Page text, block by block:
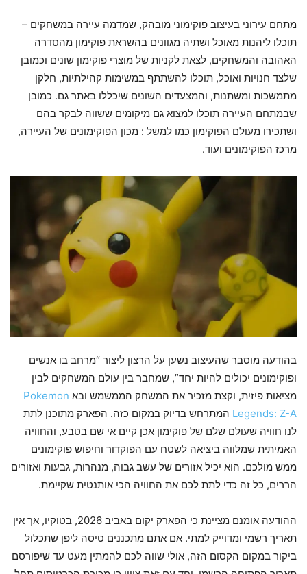
מתחם עירוני בעיצוב פוקימוני מובהק, שמדמה עיירה במשחקים –
תוכלו ליהנות מאוכל ושתיה מגוונים בהשראת פוקימון מהסדרה
האהובה והמשחקים, לצאת לקניות של מוצרי פוקימון שונים וכמובן
שלצד חנויות ואוכל, תוכלו להשתתף במשימות קהילתיות, חלקן
מתמשכות ומשתנות, והמצעדים השונים שיכללו באתר גם. כמובן
שבמתחם העיירה תוכלו למצוא גם מיקומים ששווה לבקר בהם
ושתכירו מעולם הפוקימון כמו למשל : מכון הפוקימונים של העיירה,
מרכז הפוקימונים ועוד.
בהודעה מוסבר שהעיצוב נשען על הרצון ליצור “מרחב בו אנשים
ופוקימונים יכולים להיות יחד”, שמחבר בין עולם המשחקים לבין
מציאות פיזית, וקצת מזכיר את המשחק הממשמש ובא Pokemon
Legends: Z-A המתרחש בדיוק במקום כזה. הפארק מתוכנן לתת
לנו חוויה שעולם שלם של פוקימון אכן קיים אי שם בטבע, והחוויה
האמיתית שמלווה ביציאה לשטח עם הפוקדור וחיפוש פוקימונים
ממש מולכם. הוא יכיל אזורים של עשב גבוה, מנהרות, גבעות ואזורים
הררים, כל זה כדי לתת לכם את החוויה הכי אותנטית שקיימת.
ההודעה אומנם מציינת כי הפארק יקום באביב 2026, בטוקיו, אך אין
תאריך רשמי ומדוייק למתי. אם אתם מתכננים טיסה ליפן שתכלול
ביקור במקום הקסום הזה, אולי שווה לכם להמתין מעט עד שיפורסם